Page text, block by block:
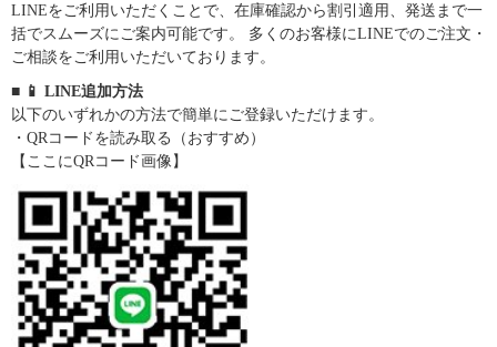
LINEをご利用いただくことで、在庫確認から割引適用、発送まで一
括でスムーズにご案内可能です。 多くのお客様にLINEでのご注文・
ご相談をご利用いただいております。
■ 📱 LINE追加方法
以下のいずれかの方法で簡単にご登録いただけます。
・QRコードを読み取る（おすすめ）
【ここにQRコード画像】